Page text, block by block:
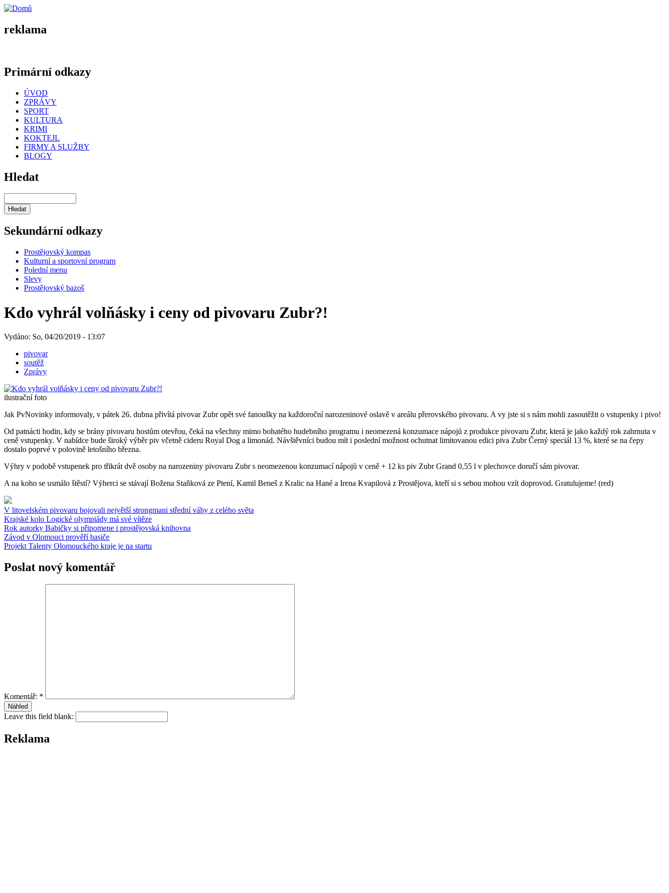
reklama
Primární odkazy
ÚVOD
ZPRÁVY
SPORT
KULTURA
KRIMI
KOKTEJL
FIRMY A SLUŽBY
BLOGY
Hledat
Sekundární odkazy
Prostějovský kompas
Kulturní a sportovní program
Polední menu
Slevy
Prostějovský bazoš
Kdo vyhrál volňásky i ceny od pivovaru Zubr?!
Vydáno: So, 04/20/2019 - 13:07
pivovar
soutěž
Zprávy
ilustrační foto
Jak PvNovinky informovaly, v pátek 26. dubna přivítá pivovar Zubr opět své fanoušky na každoroční narozeninové oslavě v areálu přerovského pivovaru. A vy jste si s nám mohli zasoutěžit o vstupenky i pivo!
Od patnácti hodin, kdy se brány pivovaru hostům otevřou, čeká na všechny mimo bohatého hudebního programu i neomezená konzumace nápojů z produkce pivovaru Zubr, která je jako každý rok zahrnuta v
ceně vstupenky. V nabídce bude široký výběr piv včetně cideru Royal Dog a limonád. Návštěvníci budou mít i poslední možnost ochutnat limitovanou edici piva Zubr Černý speciál 13 %, které se na čepy
dostalo poprvé v polovině letošního března.
Výhry v podobě vstupenek pro třikrát dvě osoby na narozeniny pivovaru Zubr s neomezenou konzumací nápojů v ceně + 12 ks piv Zubr Grand 0,55 l v plechovce doručí sám pivovar.
A na koho se usmálo štěstí? Výherci se stávají Božena Staňková ze Ptení, Kamil Beneš z Kralic na Hané a Irena Kvapilová z Prostějova, kteří si s sebou mohou vzít doprovod. Gratulujeme! (red)
V litovelském pivovaru bojovali největší strongmani střední váhy z celého světa
Krajské kolo Logické olympiády má své vítěze
Rok autorky Babičky si připomene i prostějovská knihovna
Závod v Olomouci prověří hasiče
Projekt Talenty Olomouckého kraje je na startu
Poslat nový komentář
Komentář: *
Leave this field blank:
Reklama